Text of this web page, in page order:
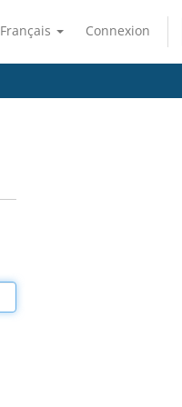
Français Connexion